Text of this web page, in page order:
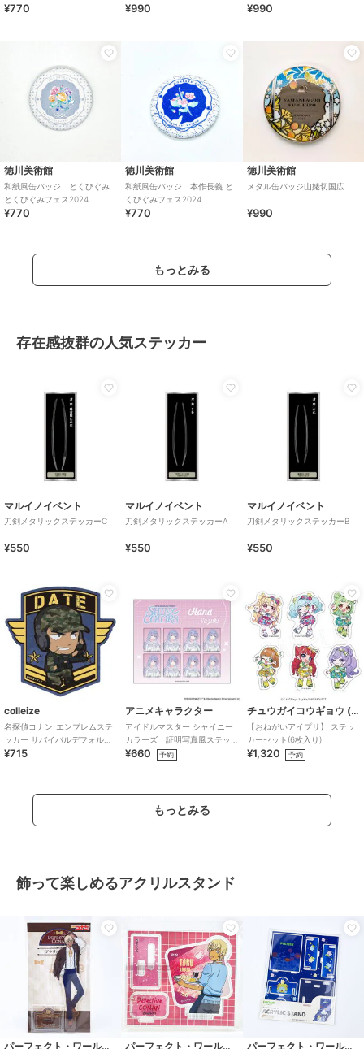
¥770 ¥990 ¥990
徳川美術館
和紙風缶バッジ とくびぐみ
とくびぐみフェス2024
¥770
徳川美術館
和紙風缶バッジ 本作長義 と
くびぐみフェス2024
¥770
徳川美術館
メタル缶バッジ山姥切国広
¥990
もっとみる
存在感抜群の人気ステッカー
マルイノイベント
刀剣メタリックステッカーC
¥550
マルイノイベント
刀剣メタリックステッカーA
¥550
マルイノイベント
刀剣メタリックステッカーB
¥550
colleize
名探偵コナン_エンブレムステ
ッカー サバイバルデフォルメ
(伊達)
¥715
アニメキャラクター
アイドルマスター シャイニー
カラーズ 証明写真風ステッ
カー (鈴木羽那)
¥660 予約
チュウガイコウギョウ (Chugai Mining)
【おねがいアイプリ】 ステッ
カーセット(6枚入り)
¥1,320 予約
もっとみる
飾って楽しめるアクリルスタンド
パーフェクト・ワールド・トーキョー パーフェクト・ワールド・トーキョー パーフェクト・ワールド・トーキョー